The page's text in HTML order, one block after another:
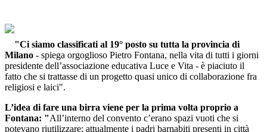
"Ci siamo classificati al 19° posto su tutta la provincia di
Milano - spiega orgoglioso Pietro Fontana, nella vita di tutti i giorni
presidente dell’associazione educativa Luce e Vita - è piaciuto il
fatto che si trattasse di un progetto quasi unico di collaborazione fra
religiosi e laici".
L’idea di fare una birra viene per la prima volta proprio a
Fontana: "All’interno del convento c’erano spazi vuoti che si
potevano riutilizzare; attualmente i padri barnabiti presenti in città